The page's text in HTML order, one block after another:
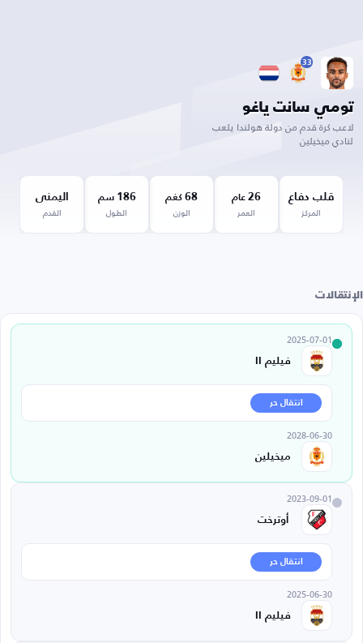
33
تومي سانت ياغو
لاعب كرة قدم من دولة هولندا يلعب
لنادي ميخيلين
قلب دفاع
المركز
26 عام
العمر
68 كغم
الوزن
186 سم
الطول
اليمنى
القدم
الإنتقالات
2025-07-01
فيليم II
انتقال حر
2028-06-30
ميخيلين
2023-09-01
أوترخت
انتقال حر
2025-06-30
فيليم II